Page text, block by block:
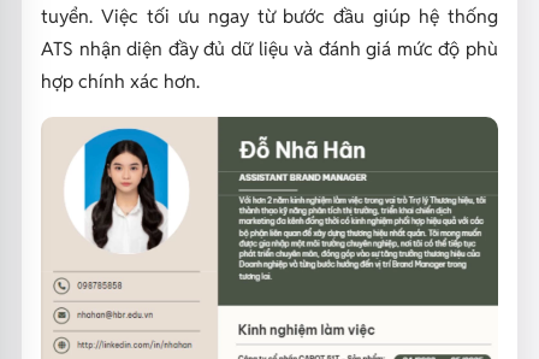
tuyển. Việc tối ưu ngay từ bước đầu giúp hệ thống
ATS nhận diện đầy đủ dữ liệu và đánh giá mức độ phù
hợp chính xác hơn.